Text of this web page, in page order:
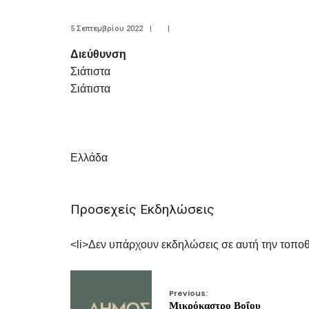
5 Σεπτεμβρίου 2022 | |
Διεύθυνση
Σιάτιστα
Σιάτιστα
Ελλάδα
Προσεχείς Εκδηλώσεις
<li>Δεν υπάρχουν εκδηλώσεις σε αυτή την
Previous:
Μικρόκαστρο Βοΐου